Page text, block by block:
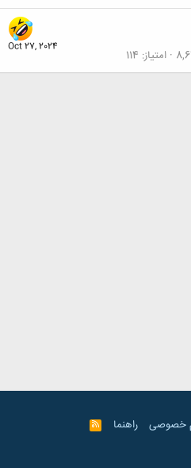
Oct 27, 2024 امتیاز 114
خصوصی راهنما
R
S